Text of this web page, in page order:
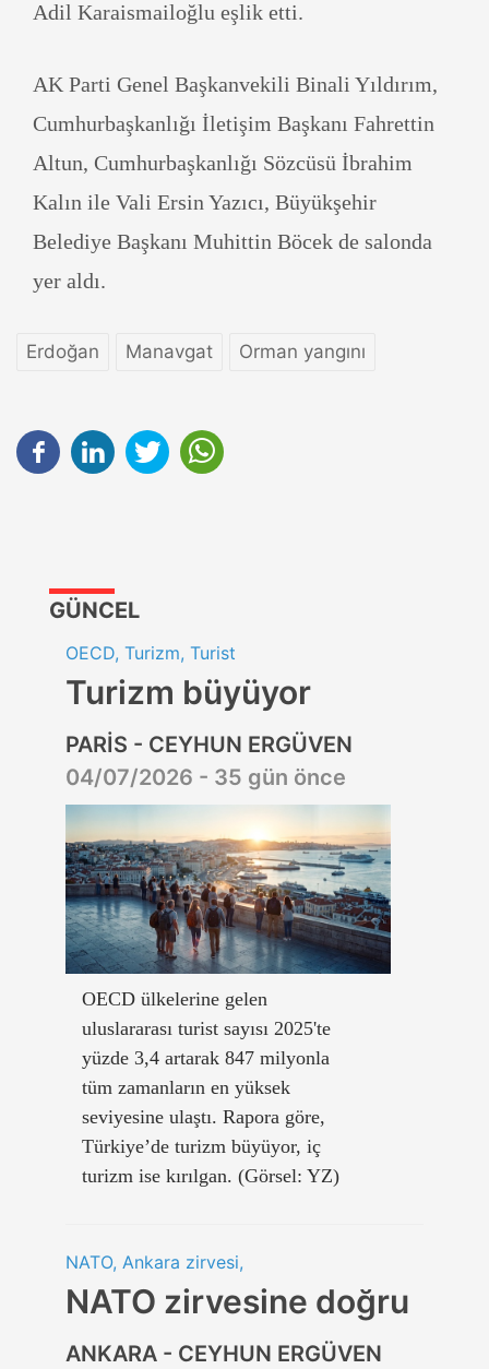
Adil Karaismailoğlu eşlik etti.
AK Parti Genel Başkanvekili Binali Yıldırım,
Cumhurbaşkanlığı İletişim Başkanı Fahrettin
Altun, Cumhurbaşkanlığı Sözcüsü İbrahim
Kalın ile Vali Ersin Yazıcı, Büyükşehir
Belediye Başkanı Muhittin Böcek de salonda
yer aldı.
Erdoğan Manavgat Orman yangını
GÜNCEL
OECD, Turizm, Turist
Turizm büyüyor
PARİS - CEYHUN ERGÜVEN
04/07/2026 - 35 gün önce
OECD ülkelerine gelen
uluslararası turist sayısı 2025'te
yüzde 3,4 artarak 847 milyonla
tüm zamanların en yüksek
seviyesine ulaştı. Rapora göre,
Türkiye’de turizm büyüyor, iç
turizm ise kırılgan. (Görsel: YZ)
NATO, Ankara zirvesi,
NATO zirvesine doğru
ANKARA - CEYHUN ERGÜVEN